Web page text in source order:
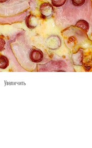
Увеличить